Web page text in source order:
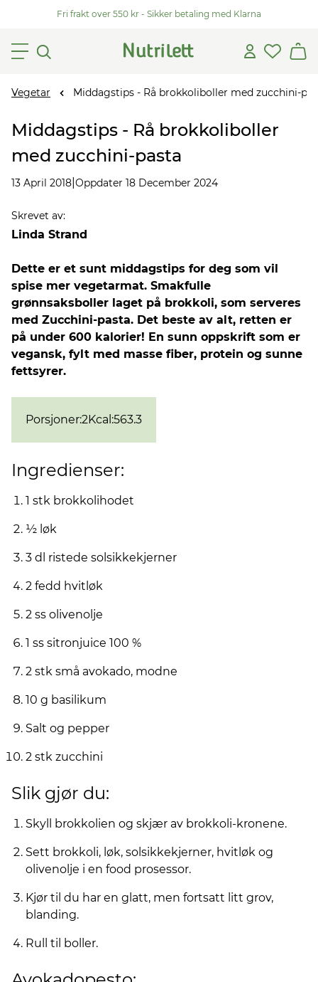
Fri frakt over 550 kr - Sikker betaling med Klarna
Vegetar Middagstips - Rå brokkoliboller med zucchini-
Middagstips - Rå brokkoliboller
med zucchini-pasta
13 April 2018 Oppdater 18 December 2024
Skrevet av:
Linda Strand
Dette er et sunt middagstips for deg som vil
spise mer vegetarmat. Smakfulle
grønnsaksboller laget på brokkoli, som serveres
med Zucchini-pasta. Det beste av alt, retten er
på under 600 kalorier! En sunn oppskrift som er
vegansk, fylt med masse fiber, protein og sunne
fettsyrer.
Porsjoner:2Kcal :563.3
Ingredienser:
1 stk brokkolihodet
½ løk
3 dl ristede solsikkekjerner
2 fedd hvitløk
2 ss olivenolje
1 ss sitronjuice 100 %
2 stk små avokado, modne
10 g basilikum
Salt og pepper
2 stk zucchini
Slik gjør du:
Skyll brokkolien og skjær av brokkoli-kronene.
Sett brokkoli, løk, solsikkekjerner, hvitløk og
olivenolje i en food prosessor.
Kjør til du har en glatt, men fortsatt litt grov,
blanding.
Rull til boller.